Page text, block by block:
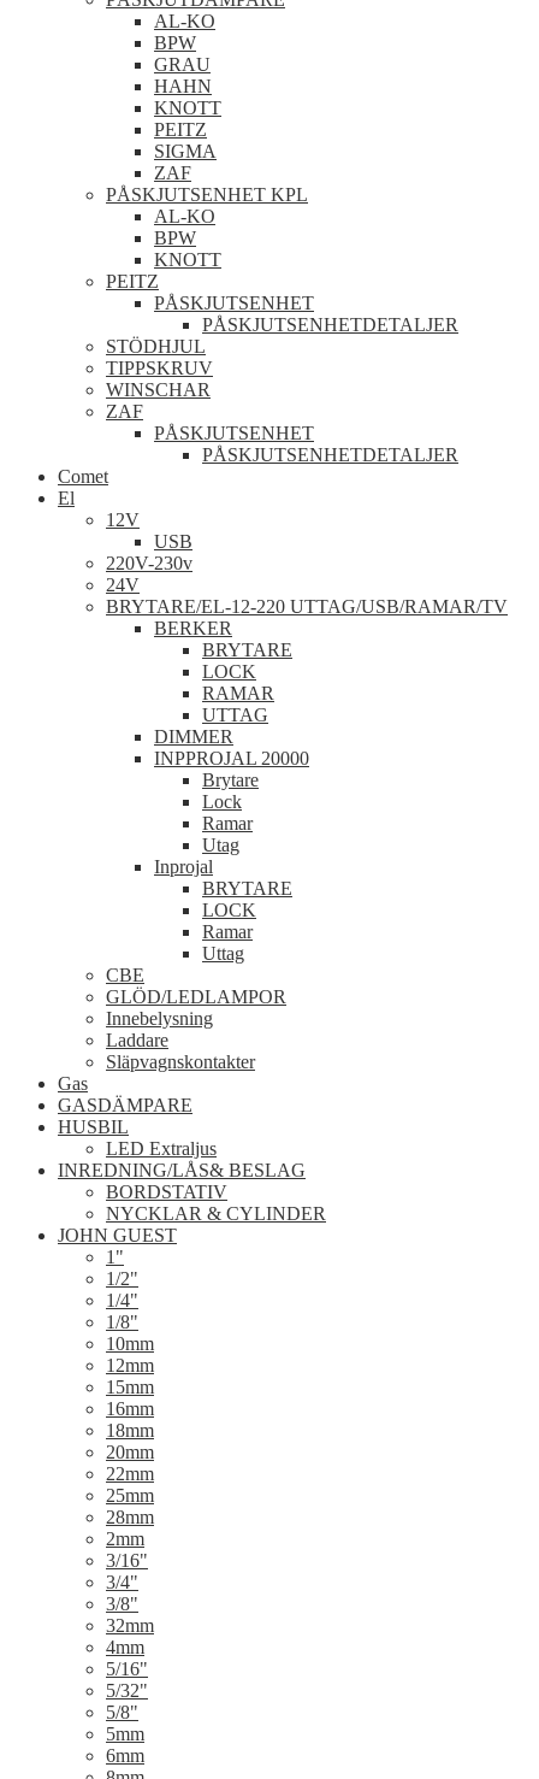
AL-KO
BPW
GRAU
HAHN
KNOTT
PEITZ
SIGMA
ZAF
PÅSKJUTSENHET KPL
AL-KO
BPW
KNOTT
PEITZ
PÅSKJUTSENHET
PÅSKJUTSENHETDETALJER
STÖDHJUL
TIPPSKRUV
WINSCHAR
ZAF
PÅSKJUTSENHET
PÅSKJUTSENHETDETALJER
Comet
El
12V
USB
220V-230v
24V
BRYTARE/EL-12-220 UTTAG/USB/RAMAR/TV
BERKER
BRYTARE
LOCK
RAMAR
UTTAG
DIMMER
INPPROJAL 20000
Brytare
Lock
Ramar
Utag
Inprojal
BRYTARE
LOCK
Ramar
Uttag
CBE
GLÖD/LEDLAMPOR
Innebelysning
Laddare
Släpvagnskontakter
Gas
GASDÄMPARE
HUSBIL
LED Extraljus
INREDNING/LÅS& BESLAG
BORDSTATIV
NYCKLAR & CYLINDER
JOHN GUEST
1"
1/2"
1/4"
1/8"
10mm
12mm
15mm
16mm
18mm
20mm
22mm
25mm
28mm
2mm
3/16"
3/4"
3/8"
32mm
4mm
5/16"
5/32"
5/8"
5mm
6mm